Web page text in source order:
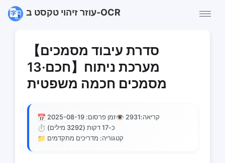
עוזר זיהוי טקסט ב-OCR
【סדרת עיבוד מסמכים
חכם·13】מערכת ניתוח
מסמכים חכמה משפטית
📅 זמן פרסום: 2025-08-19👁️ קריאה:2931
⏱️ כ-17 דקות (3292 מילים)
📁 קטגוריה: מדריכים מתקדמים